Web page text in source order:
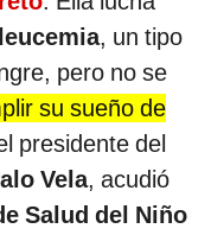
leucemia, un tipo
pero no se
su sueño de
presidente del
Vela, acudió
Salud del Niño